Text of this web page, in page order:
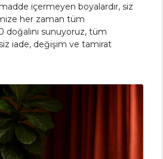
içermeyen boyalardır, siz
her zaman tüm
doğalını sunuyoruz, tüm
iade, değişim ve tamirat